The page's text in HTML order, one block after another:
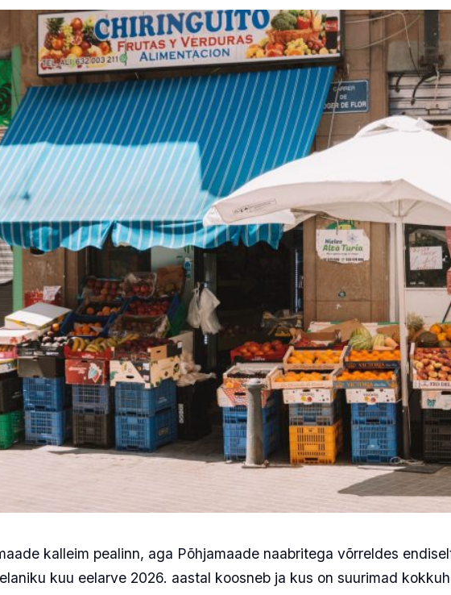
kalleim pealinn, aga Põhjamaade naabritega võrreldes
kuu eelarve 2026. aastal koosneb ja kus on suurimad